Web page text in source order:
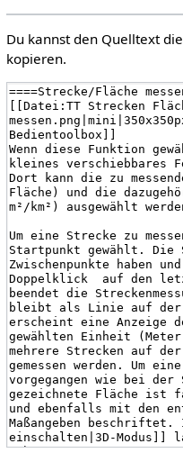
Du kannst den Quelltext
kopieren.